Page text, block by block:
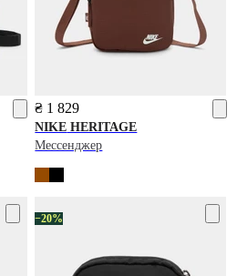
₴ 1 829
NIKE HERITAGE
Мессенджер
−20%